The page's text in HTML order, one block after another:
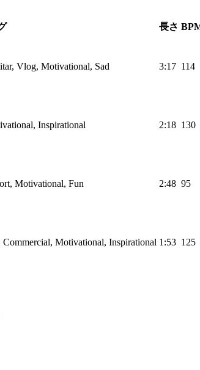
長さ
Vlog, Motivational, Sad 3:17 114
Inspirational 2:18 130
Motivational, Fun 2:48 95
Motivational, Inspirational 1:53 125